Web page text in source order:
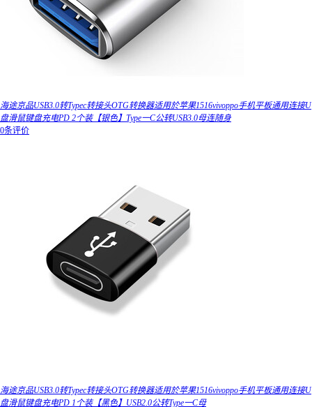
海途京品USB3.0转Typec转接头OTG转换器适用於苹果1516vivoppo手机平板通用连接U
盘滑鼠键盘充电PD 2个装【银色】Type一C公转USB3.0母连随身
0条评价
海途京品USB3.0转Typec转接头OTG转换器适用於苹果1516vivoppo手机平板通用连接U
盘滑鼠键盘充电PD 1个装【黑色】USB2.0公转Type一C母